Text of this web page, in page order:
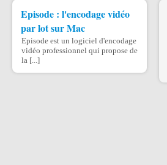
Episode : l'encodage vidéo
par lot sur Mac
Episode est un logiciel d'encodage
vidéo professionnel qui propose de
la [...]